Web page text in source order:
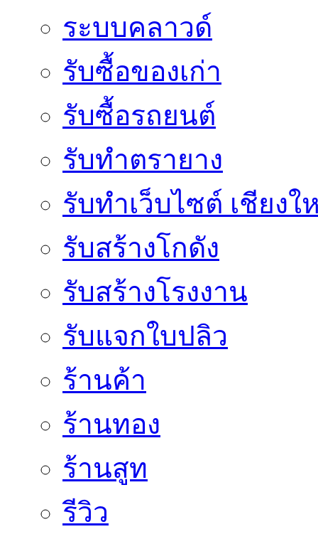
ระบบคลาวด์
รับซื้อของเก่า
รับซื้อรถยนต์
รับทำตรายาง
รับทำเว็บไซต์ เชียงใ
รับสร้างโกดัง
รับสร้างโรงงาน
รับแจกใบปลิว
ร้านค้า
ร้านทอง
ร้านสูท
รีวิว